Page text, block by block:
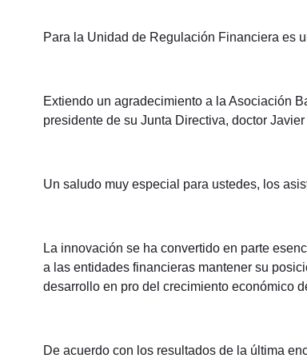
Para la Unidad de Regulación Financiera es
Extiendo un agradecimiento a la Asociación
presidente de su Junta Directiva, doctor
Un saludo muy especial para ustedes, los
La innovación se ha convertido en parte
a las entidades financieras mantener su
desarrollo en pro del crecimiento económico
De acuerdo con los resultados de la última